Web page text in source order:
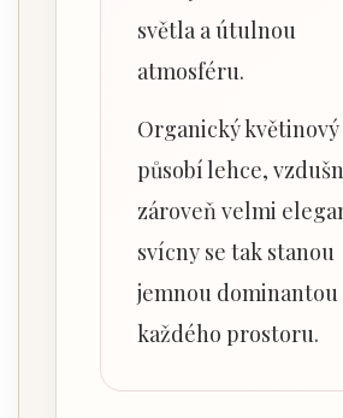
světla a útulnou
atmosféru.
Organický
působí lehce,
zároveň velmi
svícny se tak stanou
jemnou dominantou
každého prostoru.